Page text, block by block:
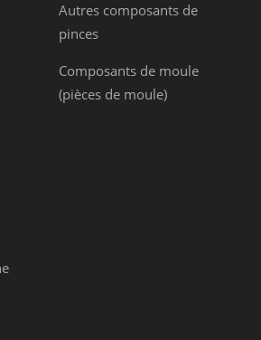
Autres composants de
pinces
Composants de moule
(pièces de moule)